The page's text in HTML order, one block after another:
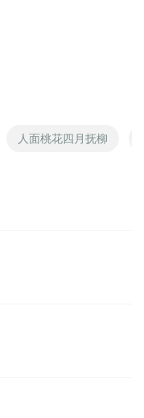
人面桃花四月抚柳